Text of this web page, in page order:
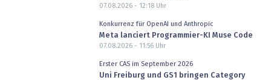
07.08.2026 - 12:18Uhr
Konkurrenz für OpenAI und Anthropic
Meta lanciert Programmier-KI Muse Code
07.08.2026 - 11:56Uhr
Erster CAS im September 2026
Uni Freiburg und GS1 bringen Category